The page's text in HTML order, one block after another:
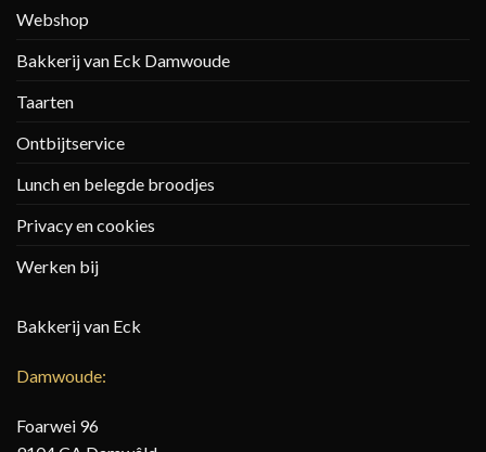
Webshop
Bakkerij van Eck Damwoude
Taarten
Ontbijtservice
Lunch en belegde broodjes
Privacy en cookies
Werken bij
Bakkerij van Eck
Damwoude:
Foarwei 96